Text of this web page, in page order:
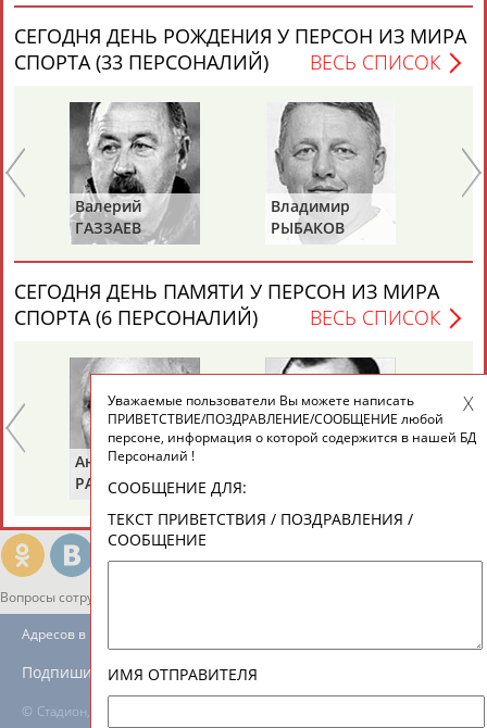
Рамазан
АБДУЛАЕВ
Тагир
АБДУЛАЕВ
Камиль
АБДУЛАЗИЗОВ
Загалав
АБДУЛБЕКОВ
Камалудин
АБДУЛДАУДОВ
Абдула
АБДУЛЖАЛИЛОВ
Магомед
АБДУЛКАГИРОВ
Назир
АБДУЛЛАЕВ
24 персон из 13181
ЕЩЁ ПЕРСОНЫ
ТАБЛО АКТИВНОСТИ
ЦЕЛИ ПРОЕКТА КОНТАКТЫ
Вопросы сотрудничества и совместной деятельности
© Стадион, 1998-2026
Адресов в новостной рассылке: 996
Подпишись
СЕГОДНЯ ДЕНЬ РОЖДЕНИЯ У ПЕРСОН ИЗ МИРА
СПОРТА (33 ПЕРСОНАЛИЙ)
ВЕСЬ СПИСОК
Валерий
ГАЗЗАЕВ
Владимир
РЫБАКОВ
СЕГОДНЯ ДЕНЬ ПАМЯТИ У ПЕРСОН ИЗ МИРА
СПОРТА (6 ПЕРСОНАЛИЙ)
ВЕСЬ СПИСОК
Анатолий
РАХЛИН
Уважаемые пользователи Вы можете написать
ПРИВЕТСТВИЕ/ПОЗДРАВЛЕНИЕ/СООБЩЕНИЕ любой
персоне, информация о которой содержится в нашей БД
Персоналий !
СООБЩЕНИЕ ДЛЯ:
ТЕКСТ ПРИВЕТСТВИЯ / ПОЗДРАВЛЕНИЯ /
СООБЩЕНИЕ
ИМЯ ОТПРАВИТЕЛЯ